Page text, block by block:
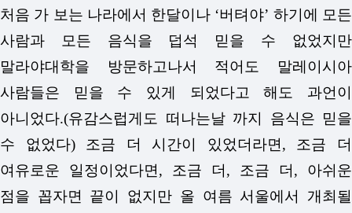
처음 가 보는 나라에서 한달이나 ‘버텨야’ 하기에 모든
사람과 모든 음식을 덥석 믿을 수 없었지만
말라야대학을 방문하고나서 적어도 말레이시아
사람들은 믿을 수 있게 되었다고 해도 과언이
아니었다.(유감스럽게도 떠나는날 까지 음식은 믿을
수 없었다) 조금 더 시간이 있었더라면, 조금 더
여유로운 일정이었다면, 조금 더, 조금 더, 아쉬운
점을 꼽자면 끝이 없지만 올 여름 서울에서 개최될